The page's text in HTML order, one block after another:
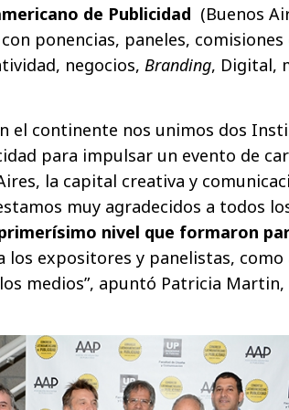
de Publicidad (Buenos
ponencias, paneles,
negocios, Branding, Digital,
el continente nos unimos dos
para impulsar un evento de
la capital creativa y
muy agradecidos a todos
nivel que formaron
los expositores y panelistas, como
medios”, apuntó Patricia